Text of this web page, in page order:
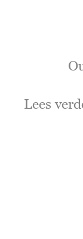
Lees